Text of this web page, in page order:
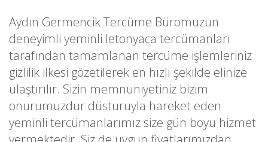
Aydın Germencik Tercüme Büromuzun
deneyimli yeminli letonyaca tercümanları
tarafından tamamlanan tercüme işlemleriniz
gizlilik ilkesi gözetilerek en hızlı şekilde elinize
ulaştırılır. Sizin memnuniyetiniz bizim
onurumuzdur düsturuyla hareket eden
yeminli tercümanlarımız size gün boyu hizmet